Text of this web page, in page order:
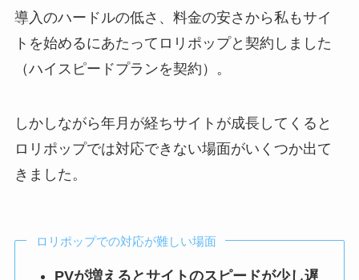
導入のハードルの低さ、料金の安さから私もサイ
トを始めるにあたってロリポップと契約しました
（ハイスピードプランを契約）。
しかしながら年月が経ちサイトが成長してくると
ロリポップでは対応できない場面がいくつか出て
きました。
ロリポップでの対応が難しい場面
PVが増えるとサイトのスピードが少し遅